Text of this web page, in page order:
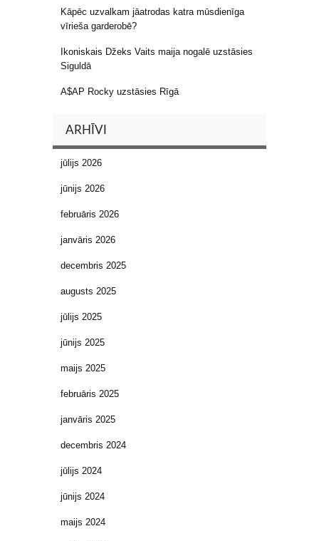
Kāpēc uzvalkam jāatrodas katra mūsdienīga
vīrieša garderobē?
Ikoniskais Džeks Vaits maija nogalē uzstāsies
Siguldā
A$AP Rocky uzstāsies Rīgā
ARHĪVI
jūlijs 2026
jūnijs 2026
februāris 2026
janvāris 2026
decembris 2025
augusts 2025
jūlijs 2025
jūnijs 2025
maijs 2025
februāris 2025
janvāris 2025
decembris 2024
jūlijs 2024
jūnijs 2024
maijs 2024